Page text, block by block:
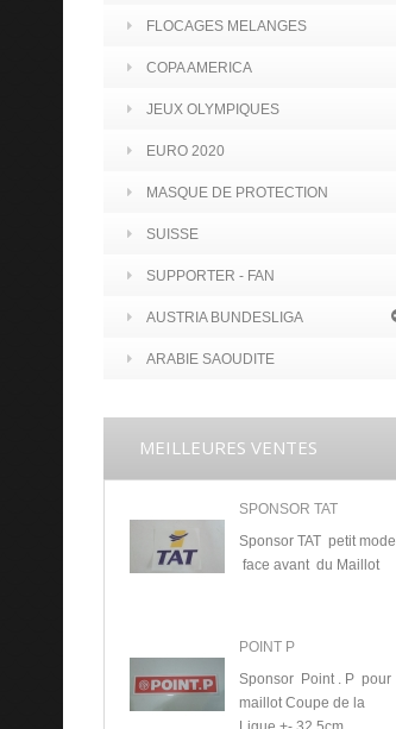
FLOCAGES MELANGES
COPA AMERICA
JEUX OLYMPIQUES
EURO 2020
MASQUE DE PROTECTION
SUISSE
SUPPORTER - FAN
AUSTRIA BUNDESLIGA
ARABIE SAOUDITE
MEILLEURES VENTES
SPONSOR TAT
Sponsor TAT petit model
face avant du Maillot
POINT P
Sponsor Point . P pour
maillot Coupe de la